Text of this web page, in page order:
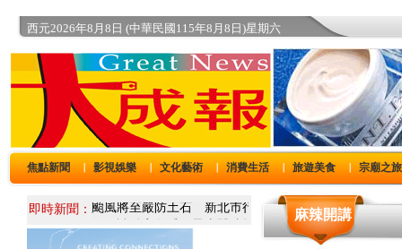
西元2026年8月8日 (中華民國115年8月8日)星期六
焦點新聞 影視娛樂 文化藝術 消費生活 旅遊美食 宗廟之旅
即時新聞： 麻辣開講